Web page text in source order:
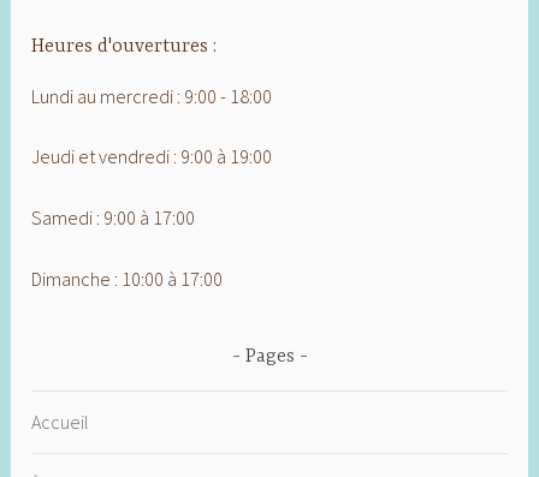
Heures d'ouvertures :
Lundi au mercredi : 9:00 - 18:00
Jeudi et vendredi : 9:00 à 19:00
Samedi : 9:00 à 17:00
Dimanche : 10:00 à 17:00
Pages
Accueil